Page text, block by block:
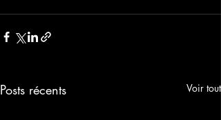
Posts récents Voir tout